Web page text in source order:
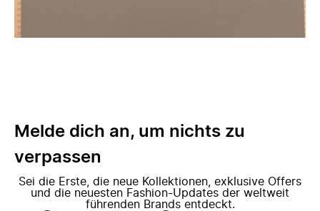
Melde dich an, um nichts zu
verpassen
Sei die Erste, die neue Kollektionen, exklusive Offers
und die neuesten Fashion-Updates der weltweit
führenden Brands entdeckt.